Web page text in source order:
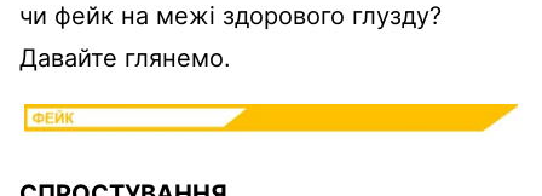
чи фейк на межі здорового глузду?
Давайте глянемо.